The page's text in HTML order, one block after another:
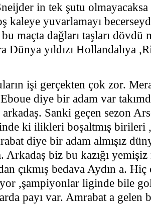
in tek şutu olmayacaksa
kaleye yuvarlamayı
maçta dağları taşları dövdü
Dünya yıldızı Hollandalıya
işi gerçekten çok zor.
diye bir adam var
arkadaş. Sanki geçen sezon
ki ilikleri boşaltmış birileri
diye bir adam almışız
Arkadaş biz bu kazığı
çıkmış bedava Aydın a.
,şampiyonlar liginde bile
payı var. Amrabat a gelen